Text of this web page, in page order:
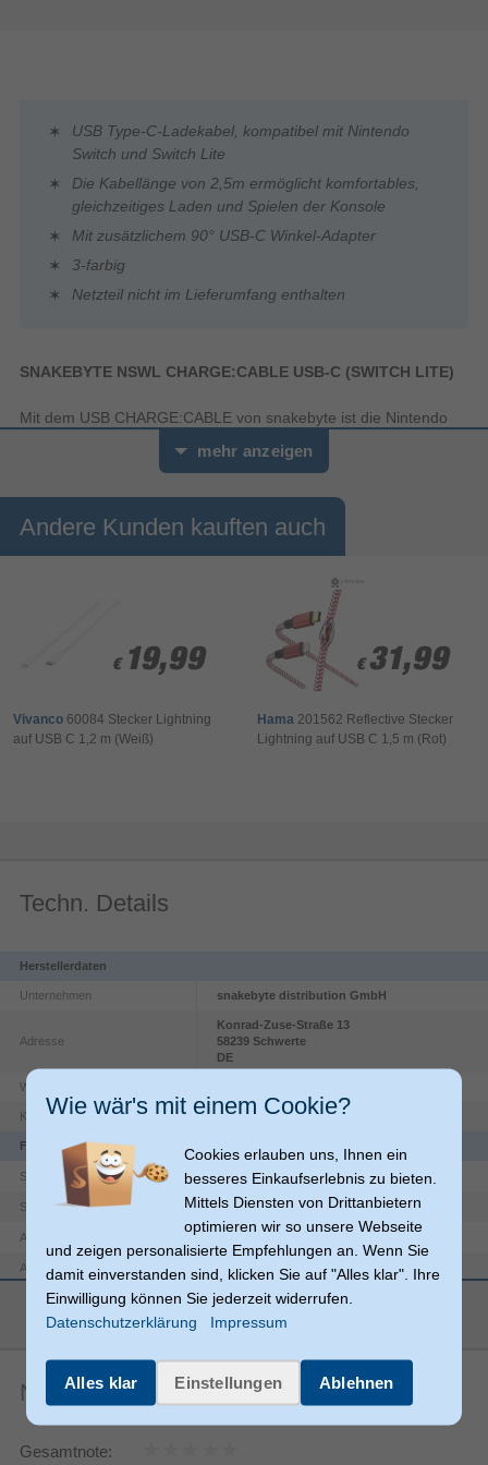
USB Type-C-Ladekabel, kompatibel mit Nintendo
Switch und Switch Lite
Die Kabellänge von 2,5m ermöglicht komfortables,
gleichzeitiges Laden und Spielen der Konsole
Mit zusätzlichem 90° USB-C Winkel-Adapter
3-farbig
Netzteil nicht im Lieferumfang enthalten
SNAKEBYTE NSWL CHARGE:CABLE USB-C (SWITCH LITE)
Mit dem USB CHARGE:CABLE von snakebyte ist die Nintendo
Switch Lite immer einsatzbereit und kann dank einer Kabellänge
von 2,5 m flexibel geladen werden. Das Design wurde an das
Type C Winkel-Adapter liegt dem Lieferumfang bei und
ermöglicht ergonomisches laden und gleichzeitiges spielen. Auch
kompatibel mit dem Switch Pro Controller und dem snakebyte
mehr anzeigen
Andere Kunden kauften auch
€ 19,99
€ 19,99
Vivanco 60084 Stecker Lightning
auf USB C 1,2 m (Weiß)
€ 31,99
€ 31,99
Hama 201562 Reflective Stecker
Lightning auf USB C 1,5 m (Rot)
Techn. Details
Herstellerdaten
Unternehmen snakebyte distribution GmbH
Adresse
Konrad-Zuse-Straße 13
58239 Schwerte
DE
Website
Kontakt info@soflow.com
Funktionen
Steckverbinder 1 Geschlecht Stecker
Steckverbinder 2 Geschlecht Stecker
Anschlüsse
Anschluss 2 USB C
Produktfarbe Türkis, Gelb
Steckeradaptertyp USB C
Anschluss1 Formfaktor Gerade
mehr anzeigen
Noch keine Artikelbewertungen
Gesamtnote:
Wie wär's mit einem Cookie?
Cookies erlauben uns, Ihnen ein
besseres Einkaufserlebnis zu bieten.
Mittels Diensten von Drittanbietern
optimieren wir so unsere Webseite
und zeigen personalisierte Empfehlungen an. Wenn Sie
damit einverstanden sind, klicken Sie auf "Alles klar". Ihre
Einwilligung können Sie jederzeit widerrufen.
Datenschutzerklärung
Impressum
Alles klar Einstellungen Ablehnen